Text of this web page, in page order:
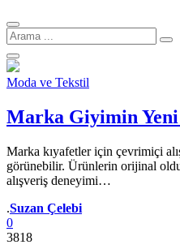
Arama
için:
Moda ve Tekstil
Marka Giyimin
Marka kıyafetler için çevrimiçi
görünebilir. Ürünlerin orijinal
alışveriş deneyimi…
Yazar
.Suzan Çelebi
0
3818